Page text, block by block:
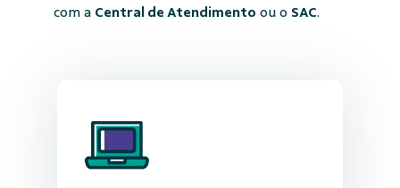
com a Central de Atendimento ou o SAC.